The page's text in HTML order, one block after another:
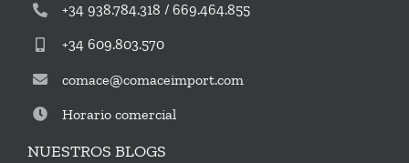
+34 938.784.318 / 669.464.855
+34 609.803.570
comace@comaceimport.com
Horario comercial
NUESTROS BLOGS